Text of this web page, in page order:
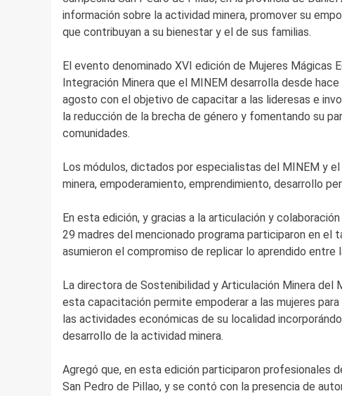
información sobre la actividad minera, promover su
que contribuyan a su bienestar y el de sus familias.
El evento denominado XVI edición de Mujeres Mágicas
Integración Minera que el MINEM desarrolla desde
agosto con el objetivo de capacitar a las lideresas e
la reducción de la brecha de género y fomentando su
comunidades.
Los módulos, dictados por especialistas del MINEM y
minera, empoderamiento, emprendimiento, desarrollo
En esta edición, y gracias a la articulación y
29 madres del mencionado programa participaron en el
asumieron el compromiso de replicar lo aprendido entre
La directora de Sostenibilidad y Articulación Minera del
esta capacitación permite empoderar a las mujeres
las actividades económicas de su localidad
desarrollo de la actividad minera.
Agregó que, en esta edición participaron profesionales
San Pedro de Pillao, y se contó con la presencia de